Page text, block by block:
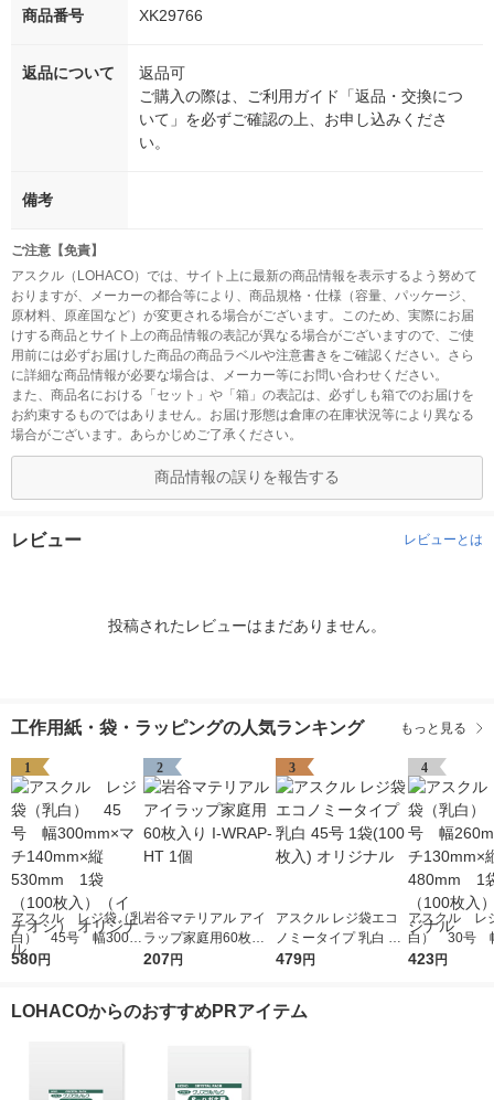
商品番号 XK29766
返品について
返品可
ご購入の際は、ご利用ガイド「返品・交換につ
いて」を必ずご確認の上、お申し込みくださ
い。
備考
ご注意【免責】
アスクル（LOHACO）では、サイト上に最新の商品情報を表示するよう努めて
おりますが、メーカーの都合等により、商品規格・仕様（容量、パッケージ、
原材料、原産国など）が変更される場合がございます。このため、実際にお届
けする商品とサイト上の商品情報の表記が異なる場合がございますので、ご使
用前には必ずお届けした商品の商品ラベルや注意書きをご確認ください。さら
に詳細な商品情報が必要な場合は、メーカー等にお問い合わせください。
また、商品名における「セット」や「箱」の表記は、必ずしも箱でのお届けを
お約束するものではありません。お届け形態は倉庫の在庫状況等により異なる
場合がございます。あらかじめご了承ください。
商品情報の誤りを報告する
レビュー レビューとは
投稿されたレビューはまだありません。
工作用紙・袋・ラッピングの人気ランキング もっと見る
1
アスクル レジ袋（乳
白） 45号 幅300m
m×マチ140mm×縦53
リジナル
580円
2
岩谷マテリアル アイ
ラップ家庭用60枚入
り I-WRAP-HT 1個
207円
3
アスクル レジ袋エコ
ノミータイプ 乳白 45
号 1袋(100枚入) オリ
479円
4
アスクル レ
白） 30号
m×マチ
423円
LOHACOからのおすすめPRアイテム